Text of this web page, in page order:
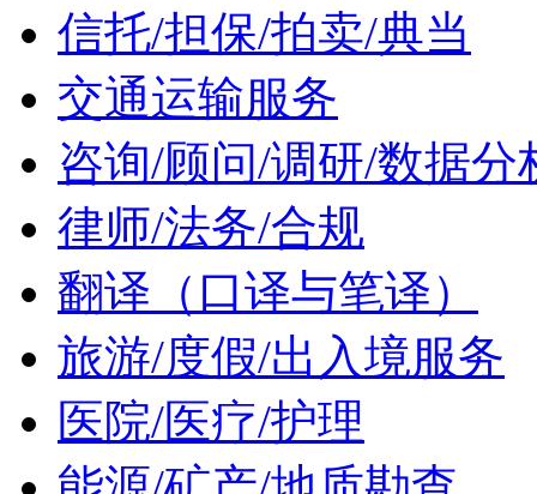
信托/担保/拍卖/典当
交通运输服务
咨询/顾问/调研/数据分
律师/法务/合规
翻译（口译与笔译）
旅游/度假/出入境服务
医院/医疗/护理